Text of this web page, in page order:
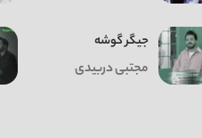
جیگر گوشه
مجتبی دربیدی